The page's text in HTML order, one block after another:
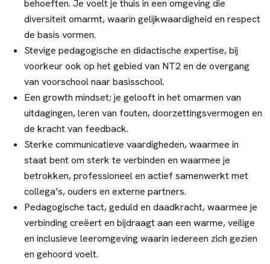
behoeften. Je voelt je thuis in een omgeving die
diversiteit omarmt, waarin gelijkwaardigheid en respect
de basis vormen.
Stevige pedagogische en didactische expertise, bij
voorkeur ook op het gebied van NT2 en de overgang
van voorschool naar basisschool.
Een growth mindset; je gelooft in het omarmen van
uitdagingen, leren van fouten, doorzettingsvermogen en
de kracht van feedback.
Sterke communicatieve vaardigheden, waarmee in
staat bent om sterk te verbinden en waarmee je
betrokken, professioneel en actief samenwerkt met
collega’s, ouders en externe partners.
Pedagogische tact, geduld en daadkracht, waarmee je
verbinding creëert en bijdraagt aan een warme, veilige
en inclusieve leeromgeving waarin iedereen zich gezien
en gehoord voelt.